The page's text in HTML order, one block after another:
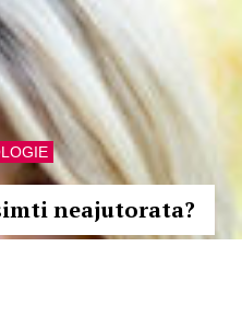
neajutorata?